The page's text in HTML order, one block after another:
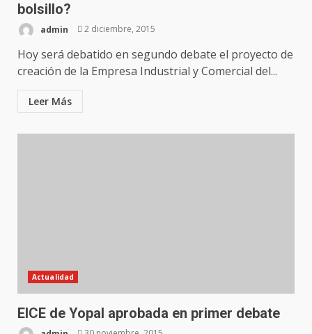
bolsillo?
admin 2 diciembre, 2015
Hoy será debatido en segundo debate el proyecto de
creación de la Empresa Industrial y Comercial del...
Leer Más
Actualidad
EICE de Yopal aprobada en primer debate